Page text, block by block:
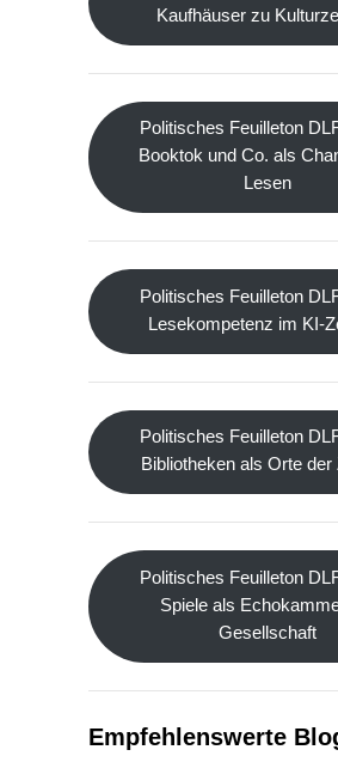
Kaufhäuser zu
Politisches Feuilleton
Booktok und Co. als
Lesen
Politisches Feuilleton
Lesekompetenz im KI-
Politisches Feuilleton
Bibliotheken als Orte der
Politisches Feuilleton
Spiele als
Gesellschaft
Empfehlenswerte